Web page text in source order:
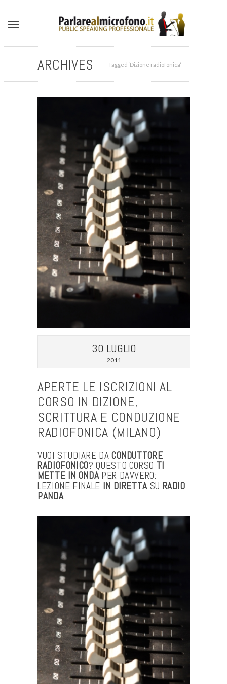
ARCHIVES Tagged ‘Dizione radiofonica‘
30 LUGLIO
2011
APERTE LE ISCRIZIONI AL
CORSO IN DIZIONE,
SCRITTURA E CONDUZIONE
RADIOFONICA (MILANO)
VUOI STUDIARE DA CONDUTTORE
RADIOFONICO? QUESTO CORSO TI
METTE IN ONDAPER DAVVERO:
LEZIONE FINALE IN DIRETTA SU RADIO
PANDA.